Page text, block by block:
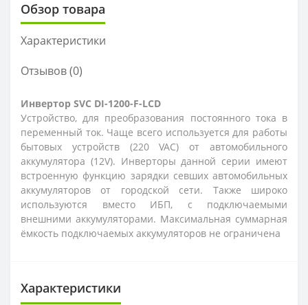
Обзор товара
Характеристики
Отзывов (0)
Инвертор SVC DI-1200-F-LCD
Устройство, для преобразования постоянного тока в
переменный ток. Чаще всего используется для работы
бытовых устройств (220 VAC) от автомобильного
аккумулятора (12V). Инверторы данной серии имеют
встроенную функцию зарядки севших автомобильных
аккумуляторов от городской сети. Также широко
используются вместо ИБП, с подключаемыми
внешними аккумуляторами. Максимальная суммарная
ёмкость подключаемых аккумуляторов не ограничена
Характеристики